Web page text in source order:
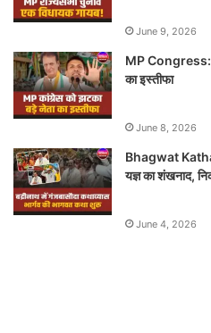
June 9, 2026
MP Congress:
का इस्तीफा
June 8, 2026
Bhagwat Katha:
यज्ञ का शंखनाद,
June 4, 2026